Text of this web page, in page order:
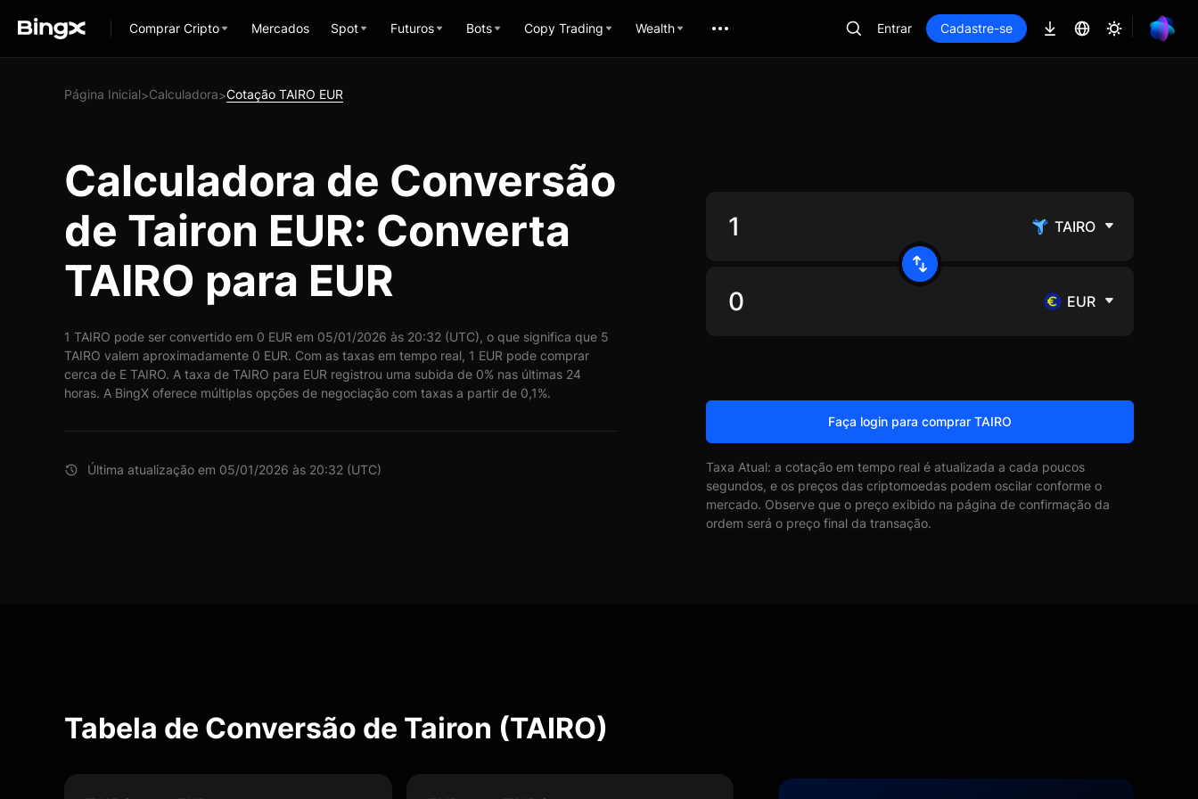
Comprar Cripto Mercados Spot Futuros Bots Copy Trading Wealth Entrar Cadastre-se
Página Inicial>Calculadora>Cotação TAIRO EUR
Calculadora de Conversão
de Tairon EUR: Converta
TAIRO para EUR
1 TAIRO pode ser convertido em 0 EUR em 05/01/2026 às 20:32 (UTC), o que significa que 5
TAIRO valem aproximadamente 0 EUR. Com as taxas em tempo real, 1 EUR pode comprar
cerca de E TAIRO. A taxa de TAIRO para EUR registrou uma subida de 0% nas últimas 24
horas. A BingX oferece múltiplas opções de negociação com taxas a partir de 0,1%.
Última atualização em 05/01/2026 às 20:32 (UTC)
TAIRO
EUR
Faça login para comprar TAIRO
Taxa Atual: a cotação em tempo real é atualizada a cada poucos
segundos, e os preços das criptomoedas podem oscilar conforme o
mercado. Observe que o preço exibido na página de confirmação da
ordem será o preço final da transação.
Tabela de Conversão de Tairon (TAIRO)